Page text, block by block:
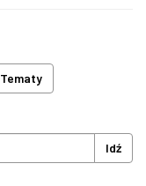
Tematy
Idź